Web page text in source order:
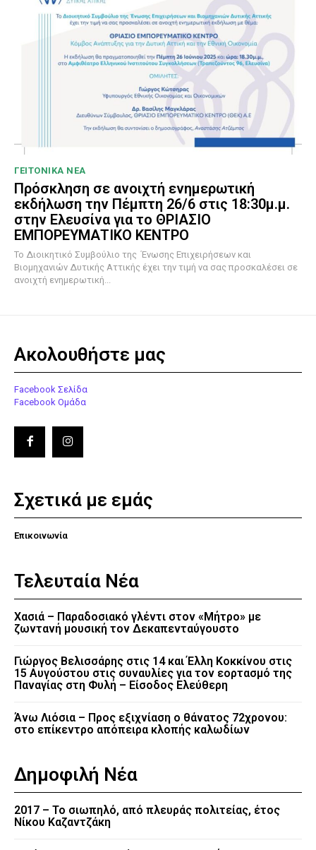
ΓΕΙΤΟΝΙΚΑ ΝΕΑ
Πρόσκληση σε ανοιχτή ενημερωτική
εκδήλωση την Πέμπτη 26/6 στις 18:30μ.μ.
στην Ελευσίνα για το ΘΡΙΑΣΙΟ
ΕΜΠΟΡΕΥΜΑΤΙΚΟ ΚΕΝΤΡΟ
To Διοικητικό Συμβούλιο της Ένωσης Επιχειρήσεων και
Βιομηχανιών Δυτικής Αττικής έχει την τιμή να σας προσκαλέσει σε
ανοιχτή ενημερωτική...
Ακολουθήστε μας
Facebook Σελίδα
Facebook Ομάδα
Σχετικά με εμάς
Επικοινωνία
Τελευταία Νέα
Χασιά – Παραδοσιακό γλέντι στον «Μήτρο» με
ζωντανή μουσική τον Δεκαπενταύγουστο
Γιώργος Βελισσάρης στις 14 και Έλλη Κοκκίνου στις
15 Αυγούστου στις συναυλίες για τον εορτασμό της
Παναγίας στη Φυλή – Είσοδος Ελεύθερη
Άνω Λιόσια – Προς εξιχνίαση ο θάνατος 72χρονου:
στο επίκεντρο απόπειρα κλοπής καλωδίων
Δημοφιλή Νέα
2017 – Το σιωπηλό, από πλευράς πολιτείας, έτος
Νίκου Καζαντζάκη